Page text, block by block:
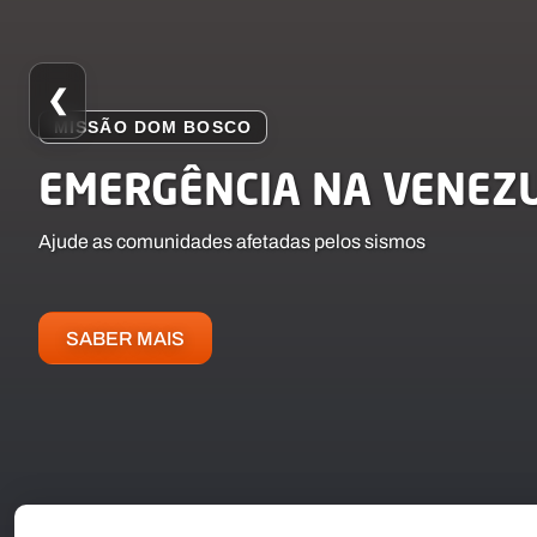
CAMPANHA
DA RECICLAGEM À
Pequenos gestos, grandes missões
SABER MAIS
MISSÃO DOM BOSCO
EMERGÊNCIA NA
Ajude as comunidades afetadas pelos sismos
SABER MAIS
MISSÃO DOM BOSCO
Fundo Solidário Salesiano
SABER MAIS
❮